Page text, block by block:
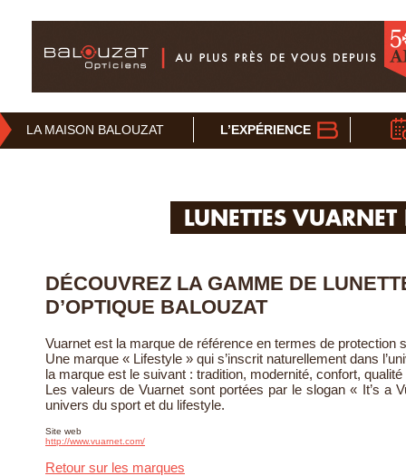
LA MAISON BALOUZAT L’EXPÉRIENCE
LUNETTES
DÉCOUVREZ LA GAMME DE
D’OPTIQUE BALOUZAT
Vuarnet est la marque de référence en termes de protection
Une marque « Lifestyle » qui s’inscrit naturellement dans
la marque est le suivant : tradition, modernité, confort,
Les valeurs de Vuarnet sont portées par le slogan « It’s a
univers du sport et du lifestyle.
Site web
http://www.vuarnet.com/
Retour sur les marques